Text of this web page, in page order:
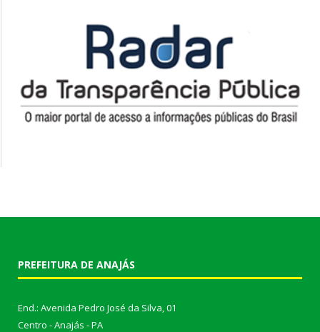
PREFEITURA DE ANAJÁS
End.: Avenida Pedro José da Silva, 01
Centro - Anajás - PA